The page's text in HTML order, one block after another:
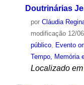
Doutrinárias
por Cláudia
modificação12/
público, Evento
Tempo, Memória
Localizado em